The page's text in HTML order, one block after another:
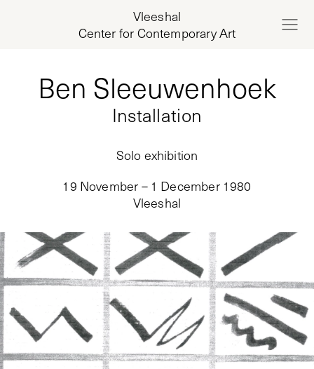
Vleeshal
Center for Contemporary Art
Installation
Ben Sleeuwenhoek
Solo exhibition
19 November – 1 December 1980
Vleeshal